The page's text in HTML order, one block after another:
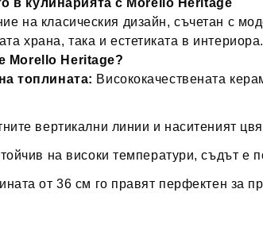
в кулинарията с Morello Heritage
на класическия дизайн, съчетан с
храна, така и естетиката в интериора.
Morello Heritage?
топлината: Висококачествената
вертикални линии и наситеният
на високи температури, съдът
от 36 см го правят перфектен за